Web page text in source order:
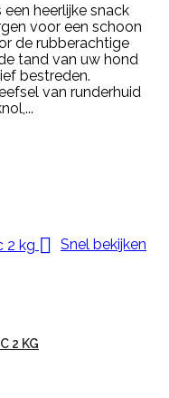
heerlijke snack
voor een schoon
de rubberachtige
tand van uw hond
bestreden.
van runderhuid
 Snel bekijken
2 KG